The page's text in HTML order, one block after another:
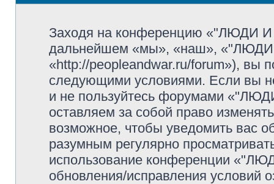
Заходя на конференцию «"ЛЮДИ
дальнейшем «мы», «наш»,
«http://peopleandwar.ru/forum»), вы
следующими условиями. Если вы
и не пользуйтесь форумами
оставляем за собой право
возможное, чтобы уведомить вас
разумным регулярно
использование конференции
обновления/исправления условий